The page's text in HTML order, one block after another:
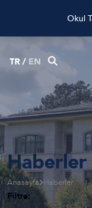
Okul
TR/ EN
Anasayfa Haberler
Haberler
Filtre: